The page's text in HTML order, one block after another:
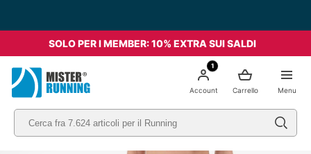
SOLO PER I MEMBER: 10% EXTRA SUI SALDI
Menu
Carrello
1
Account